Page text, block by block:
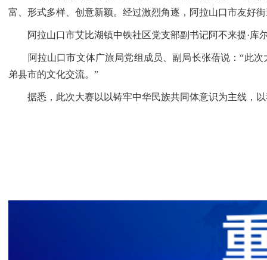
富、形式多样、创意新颖。经过激烈角逐，阿拉山口市友好
阿拉山口市艾比湖镇中铁社区党支部副书记阿不来提·库
阿拉山口市文体广旅局党组成员、副局长张蓓说：“此次
弟县市的文化交流。”
据悉，此次大赛以以铸牢中华民族共同体意识为主线，以